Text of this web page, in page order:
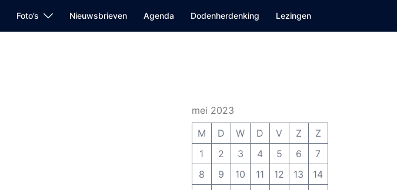
Foto’s Nieuwsbrieven Agenda Dodenherdenking Lezingen
mei 2023
M
D W D V Z
Z
1
2 3 4 5 6
7
8
9 10 11 12 13
14